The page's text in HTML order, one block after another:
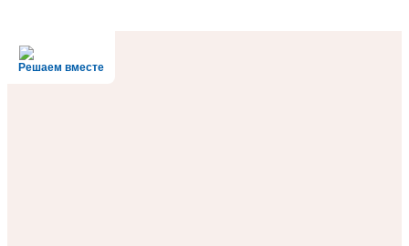
Решаем вместе